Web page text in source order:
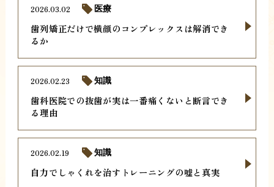
歯列矯正だけで横顔のコンプレックスは解消でき
るか
2026.03.02 医療
歯科医院での抜歯が実は一番痛くないと断言でき
る理由
2026.02.23 知識
自力でしゃくれを治すトレーニングの嘘と真実
2026.02.19 知識